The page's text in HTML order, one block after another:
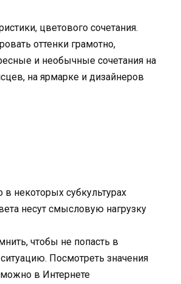
цветового сочетания.
оттенки грамотно,
и необычные сочетания на
на ярмарке и дизайнеров
в некоторых субкультурах
несут смысловую нагрузку
чтобы не попасть в
Посмотреть значения
в Интернете